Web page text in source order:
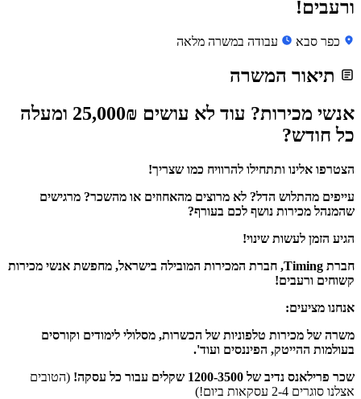
ורעבים!
כפר סבא עבודה במשרה מלאה
תיאור המשרה
אנשי מכירות? עוד לא עושים 25,000₪ ומעלה
כל חודש?
הצטרפו אלינו ותתחילו להרוויח כמו שצריך!
עייפים מהתלוש הדל? לא מרוצים מהאחוזים או מהשכר? מרגישים
שהמנהל מכירות נושף לכם בעורף?
הגיע הזמן לעשות שינוי!
חברת Timing, חברת המכירות המובילה בישראל, מחפשת אנשי מכירות
קשוחים ורעבים!
אנחנו מציעים:
משרה של מכירות טלפוניות של הכשרות, מסלולי לימודים וקורסים
בעולמות ההייטק, הפיננסים ועוד'.
שכר פרילאנס נדיב של 1200-3500 שקלים עבור כל עסקה!
(הטובים
אצלנו סוגרים 2-4 עסקאות ביום!)